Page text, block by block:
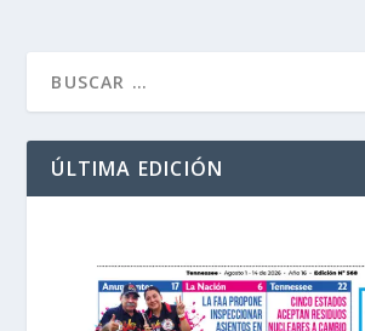
ÚLTIMA EDICIÓN